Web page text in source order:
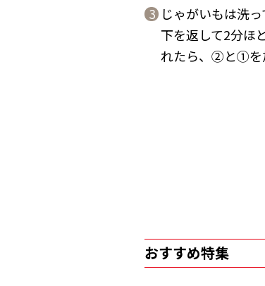
3 じゃがいもは洗
下を返して2分ほ
れたら、②と①を
おすすめ特集